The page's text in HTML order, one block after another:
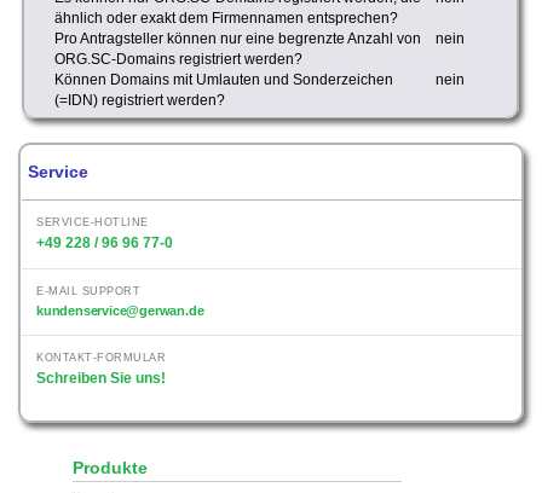
ähnlich oder exakt dem Firmennamen entsprechen?
Pro Antragsteller können nur eine begrenzte Anzahl von
ORG.SC-Domains registriert werden?
nein
Können Domains mit Umlauten und Sonderzeichen
(=IDN) registriert werden?
nein
Service
SERVICE-HOTLINE
+49 228 / 96 96 77-0
E-MAIL SUPPORT
kundenservice@gerwan.de
KONTAKT-FORMULAR
Schreiben Sie uns!
Produkte